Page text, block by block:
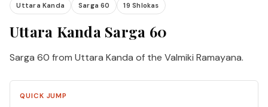
Uttara Kanda Sarga 60 19 Shlokas
Uttara Kanda Sarga 60
Sarga 60 from Uttara Kanda of the Valmiki Ramayana.
QUICK JUMP